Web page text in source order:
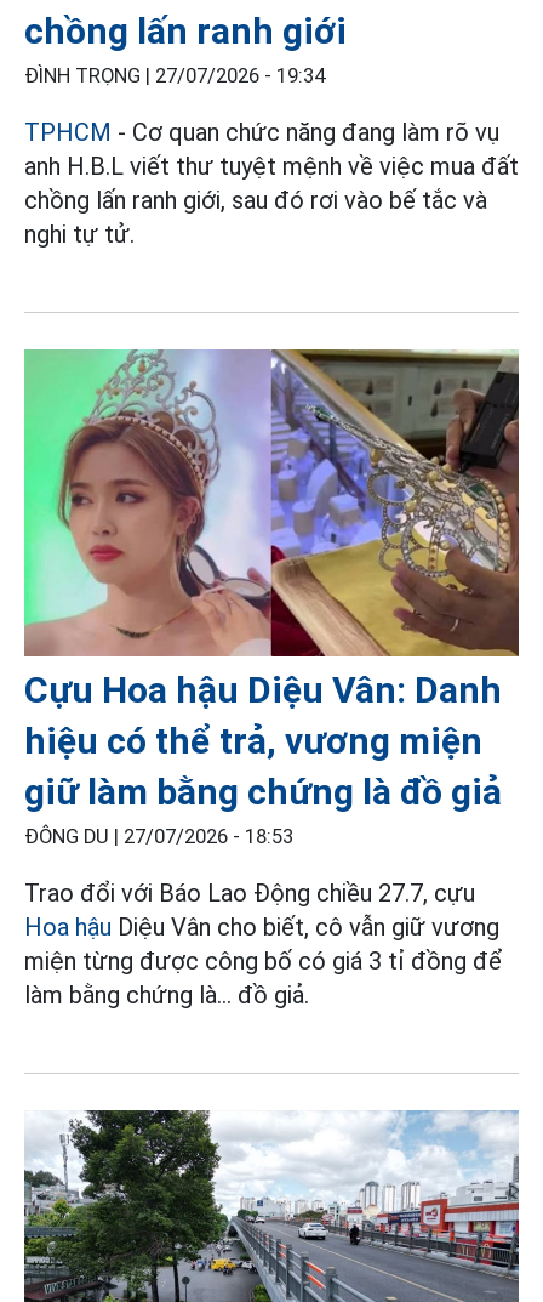
chồng lấn ranh giới
ĐÌNH TRỌNG | 27/07/2026 - 19:34
TPHCM - Cơ quan chức năng đang làm rõ vụ
anh H.B.L viết thư tuyệt mệnh về việc mua đất
chồng lấn ranh giới, sau đó rơi vào bế tắc và
nghi tự tử.
Cựu Hoa hậu Diệu Vân: Danh
hiệu có thể trả, vương miện
giữ làm bằng chứng là đồ giả
ĐÔNG DU | 27/07/2026 - 18:53
Trao đổi với Báo Lao Động chiều 27.7, cựu
Hoa hậu Diệu Vân cho biết, cô vẫn giữ vương
miện từng được công bố có giá 3 tỉ đồng để
làm bằng chứng là... đồ giả.